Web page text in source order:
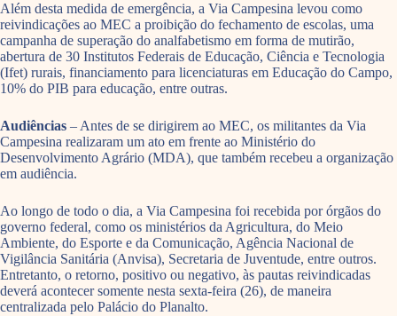
Além desta medida de emergência, a Via Campesina levou como
reivindicações ao MEC a proibição do fechamento de escolas, uma
campanha de superação do analfabetismo em forma de mutirão,
abertura de 30 Institutos Federais de Educação, Ciência e Tecnologia
(Ifet) rurais, financiamento para licenciaturas em Educação do Campo,
10% do PIB para educação, entre outras.
Audiências – Antes de se dirigirem ao MEC, os militantes da Via
Campesina realizaram um ato em frente ao Ministério do
Desenvolvimento Agrário (MDA), que também recebeu a organização
em audiência.
Ao longo de todo o dia, a Via Campesina foi recebida por órgãos do
governo federal, como os ministérios da Agricultura, do Meio
Ambiente, do Esporte e da Comunicação, Agência Nacional de
Vigilância Sanitária (Anvisa), Secretaria de Juventude, entre outros.
Entretanto, o retorno, positivo ou negativo, às pautas reivindicadas
deverá acontecer somente nesta sexta-feira (26), de maneira
centralizada pelo Palácio do Planalto.